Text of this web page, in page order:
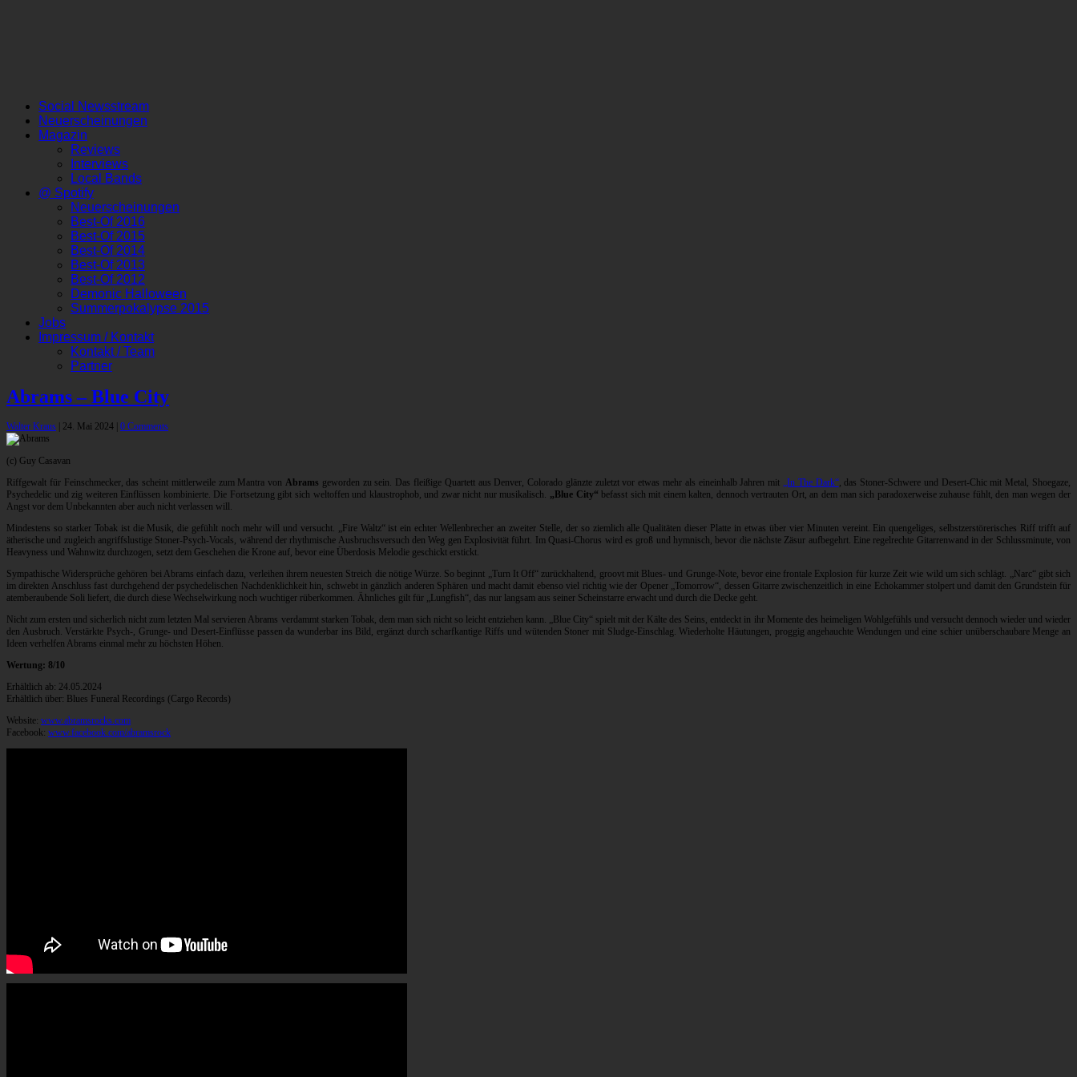
Social Newsstream
Neuerscheinungen
Magazin
Reviews
Interviews
Local Bands
@ Spotify
Neuerscheinungen
Best-Of 2016
Best-Of 2015
Best-Of 2014
Best-Of 2013
Best-Of 2012
Demonic Halloween
Summerpokalypse 2015
Jobs
Impressum / Kontakt
Kontakt / Team
Partner
Abrams – Blue City
Walter Kraus 24. Mai 2024 0 Comments
(c) Guy Casavan
Riffgewalt für Feinschmecker, das scheint mittlerweile zum Mantra vonAbrams geworden zu sein. Das fleißige Quartett aus Denver, Colorado glänzte zuletzt vor etwas mehr als eineinhalb Jahren mit „In The Dark“, das Stoner-Schwere und Desert-Chic mit Metal, Shoegaze,
Psychedelic und zig weiteren Einflüssen kombinierte. Die Fortsetzung gibt sich weltoffen und klaustrophob, und zwar nicht nur musikalisch. „Blue City“ befasst sich mit einem kalten, dennoch vertrauten Ort, an dem man sich paradoxerweise zuhause fühlt, den man wegen der
Angst vor dem Unbekannten aber auch nicht verlassen will.
Mindestens so starker Tobak ist die Musik, die gefühlt noch mehr will und versucht. „Fire Waltz“ ist ein echter Wellenbrecher an zweiter Stelle, der so ziemlich alle Qualitäten dieser Platte in etwas über vier Minuten vereint. Ein quengeliges, selbstzerstörerisches Riff trifft auf
ätherische und zugleich angriffslustige Stoner-Psych-Vocals, während der rhythmische Ausbruchsversuch den Weg gen Explosivität führt. Im Quasi-Chorus wird es groß und hymnisch, bevor die nächste Zäsur aufbegehrt. Eine regelrechte Gitarrenwand in der Schlussminute, von
Heavyness und Wahnwitz durchzogen, setzt dem Geschehen die Krone auf, bevor eine Überdosis Melodie geschickt erstickt.
Sympathische Widersprüche gehören bei Abrams einfach dazu, verleihen ihrem neuesten Streich die nötige Würze. So beginnt „Turn It Off“ zurückhaltend, groovt mit Blues- und Grunge-Note, bevor eine frontale Explosion für kurze Zeit wie wild um sich schlägt. „Narc“ gibt sich
im direkten Anschluss fast durchgehend der psychedelischen Nachdenklichkeit hin, schwebt in gänzlich anderen Sphären und macht damit ebenso viel richtig wie der Opener „Tomorrow“, dessen Gitarre zwischenzeitlich in eine Echokammer stolpert und damit den Grundstein für
atemberaubende Soli liefert, die durch diese Wechselwirkung noch wuchtiger rüberkommen. Ähnliches gilt für „Lungfish“, das nur langsam aus seiner Scheinstarre erwacht und durch die Decke geht.
Nicht zum ersten und sicherlich nicht zum letzten Mal servieren Abrams verdammt starken Tobak, dem man sich nicht so leicht entziehen kann. „Blue City“ spielt mit der Kälte des Seins, entdeckt in ihr Momente des heimeligen Wohlgefühls und versucht dennoch wieder und wieder
den Ausbruch. Verstärkte Psych-, Grunge- und Desert-Einflüsse passen da wunderbar ins Bild, ergänzt durch scharfkantige Riffs und wütenden Stoner mit Sludge-Einschlag. Wiederholte Häutungen, proggig angehauchte Wendungen und eine schier unüberschaubare Menge an
Ideen verhelfen Abrams einmal mehr zu höchsten Höhen.
Wertung: 8/10
Erhältlich ab: 24.05.2024
Erhältlich über: Blues Funeral Recordings (Cargo Records)
Website: www.abramsrocks.com
Facebook: www.facebook.com/abramsrock